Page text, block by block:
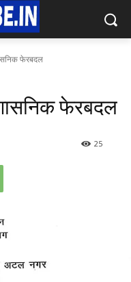
फेरबदल
फेरबदल
25